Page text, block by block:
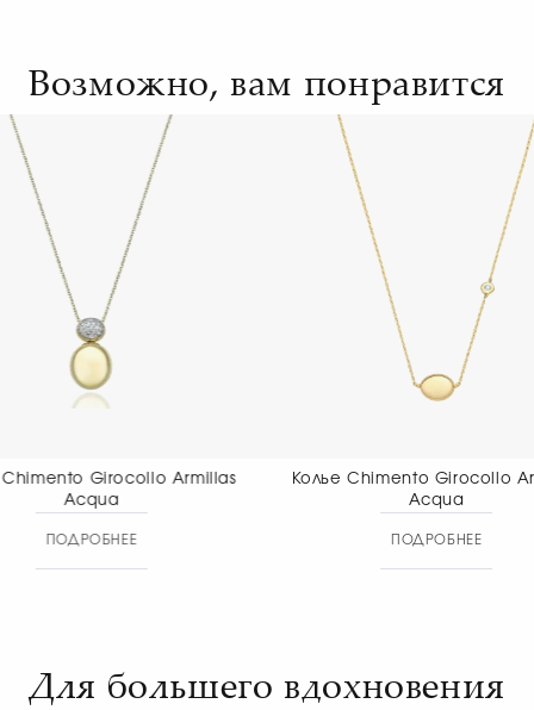
Возможно, вам понравится
Колье Chimento Girocollo Armillas
Колье
Для большего вдохновения